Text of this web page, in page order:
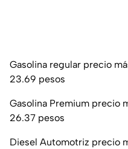
Gasolina regular precio
23.69 pesos
Gasolina Premium precio
26.37 pesos
Diesel Automotriz precio